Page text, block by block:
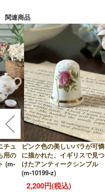
関連商品
チュ
用の
(m-
ピンク色の美しいバラが可憐
に描かれた、イギリスで見つ
けたアンティークシンブル
(m-10199-z)
2,200円(税込)